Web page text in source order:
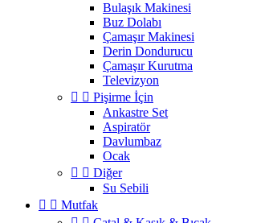
Bulaşık Makinesi
Buz Dolabı
Çamaşır Makinesi
Derin Dondurucu
Çamaşır Kurutma
Televizyon
  Pişirme İçin
Ankastre Set
Aspiratör
Davlumbaz
Ocak
  Diğer
Su Sebili
  Mutfak